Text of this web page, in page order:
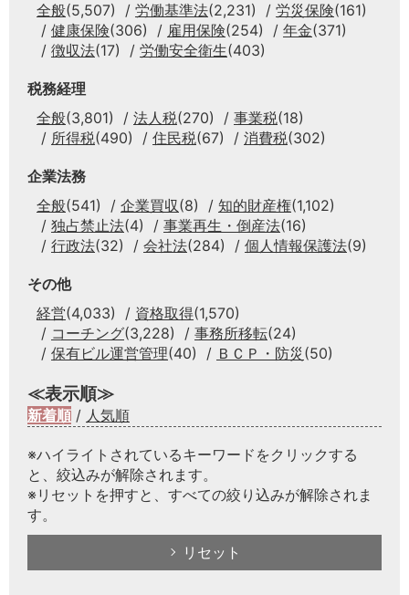
全般(5,507) 労働基準法(2,231) 労災保険(161)
健康保険(306) 雇用保険(254) 年金(371)
徴収法(17) 労働安全衛生(403)
税務経理
全般(3,801) 法人税(270) 事業税(18)
所得税(490) 住民税(67) 消費税(302)
企業法務
全般(541) 企業買収(8) 知的財産権(1,102)
独占禁止法(4) 事業再生・倒産法(16)
行政法(32) 会社法(284) 個人情報保護法(9)
その他
経営(4,033) 資格取得(1,570)
コーチング(3,228) 事務所移転(24)
保有ビル運営管理(40) ＢＣＰ・防災 (50)
≪表示順≫
新着順 / 人気順
※ハイライトされているキーワードをクリックする
と、絞込みが解除されます。
※リセットを押すと、すべての絞り込みが解除されま
す。
リセット